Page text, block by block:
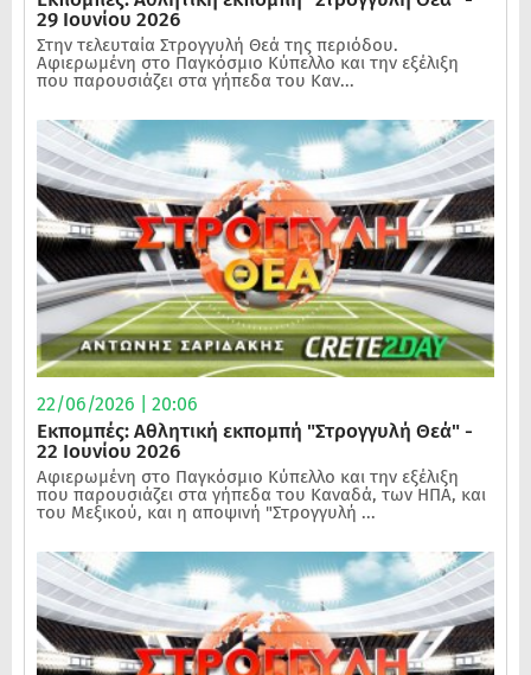
29 Ιουνίου 2026
Στην τελευταία Στρογγυλή Θεά της περιόδου.
Αφιερωμένη στο Παγκόσμιο Κύπελλο και την εξέλιξη
που παρουσιάζει στα γήπεδα του Καν...
22/06/2026 | 20:06
Εκπομπές: Αθλητική εκπομπή "Στρογγυλή Θεά" -
22 Ιουνίου 2026
Αφιερωμένη στο Παγκόσμιο Κύπελλο και την εξέλιξη
που παρουσιάζει στα γήπεδα του Καναδά, των ΗΠΑ, και
του Μεξικού, και η αποψινή "Στρογγυλή ...